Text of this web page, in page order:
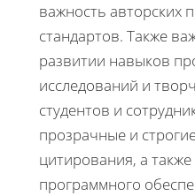
важность авторских
стандартов. Также
развитии навыков
исследований и
студентов и
прозрачные и
цитирования, а
программного